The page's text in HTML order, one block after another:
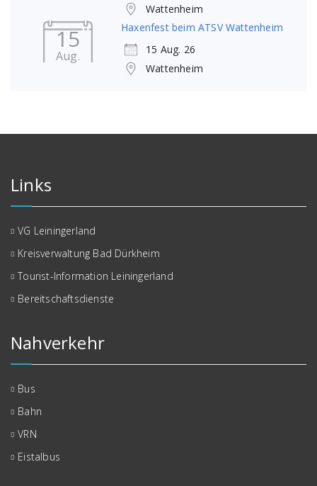
Wattenheim
15
Aug.
Haxenfest beim ATSV Wattenheim
15 Aug. 26
Wattenheim
Links
VG Leiningerland
Kreisverwaltung Bad Dürkheim
Tourist-Information Leiningerland
Bereitschaftsdienste
Nahverkehr
Bus
Bahn
VRN
Eistalbus